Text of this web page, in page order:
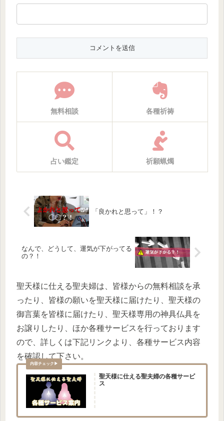
無料相談 各種祈祷
占い鑑定 祈願蝋燭
「良かれと思って」！？
なんで、どうして、運気が下がってる
の？！
聖天様に仕える聖夫婦は、皆様からの無料相談を承
ったり、皆様の願いを聖天様に届けたり、聖天様の
御言葉を皆様に届けたり、聖天様専用の神具仏具を
お譲りしたり、ほか各種サービスを行っております
ので、詳しくは下記リンクより、各種サービス内容
を確認して下さい。
聖天様に仕える聖夫婦の各種サービ
ス